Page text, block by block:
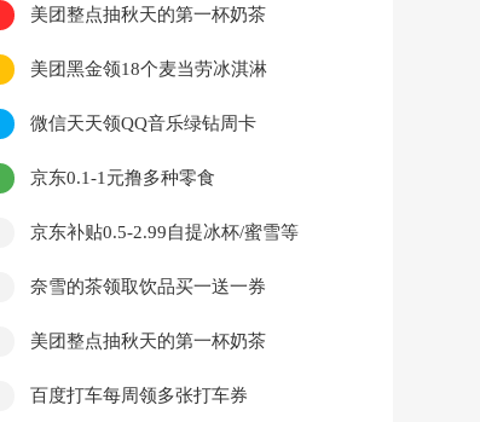
美团整点抽秋天的第一杯奶茶
美团黑金领18个麦当劳冰淇淋
微信天天领QQ音乐绿钻周卡
京东0.1-1元撸多种零食
京东补贴0.5-2.99自提冰杯/蜜雪等
奈雪的茶领取饮品买一送一券
美团整点抽秋天的第一杯奶茶
百度打车每周领多张打车券